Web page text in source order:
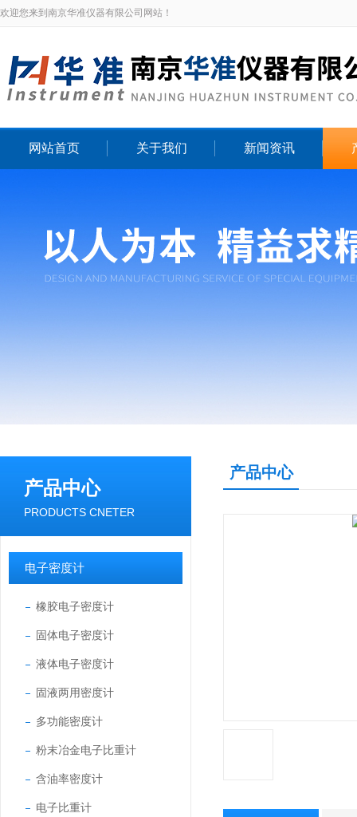
欢迎您来到南京华准仪器有限公司网站！
网站首页 关于我们 新闻资讯
产品中心
PRODUCTS CNETER
电子密度计
橡胶电子密度计
固体电子密度计
液体电子密度计
固液两用密度计
多功能密度计
粉末冶金电子比重计
含油率密度计
电子比重计
产品中心